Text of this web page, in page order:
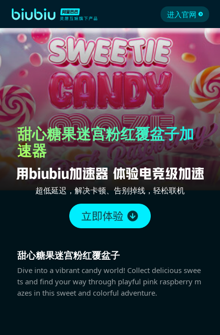
进入官网
甜心糖果迷宫粉红覆盆子加
速器
超低延迟，解决卡顿、告别掉线，轻松联机
甜心糖果迷宫粉红覆盆子
Dive into a vibrant candy world! Collect delicious swee
ts and find your way through playful pink raspberry m
azes in this sweet and colorful adventure.